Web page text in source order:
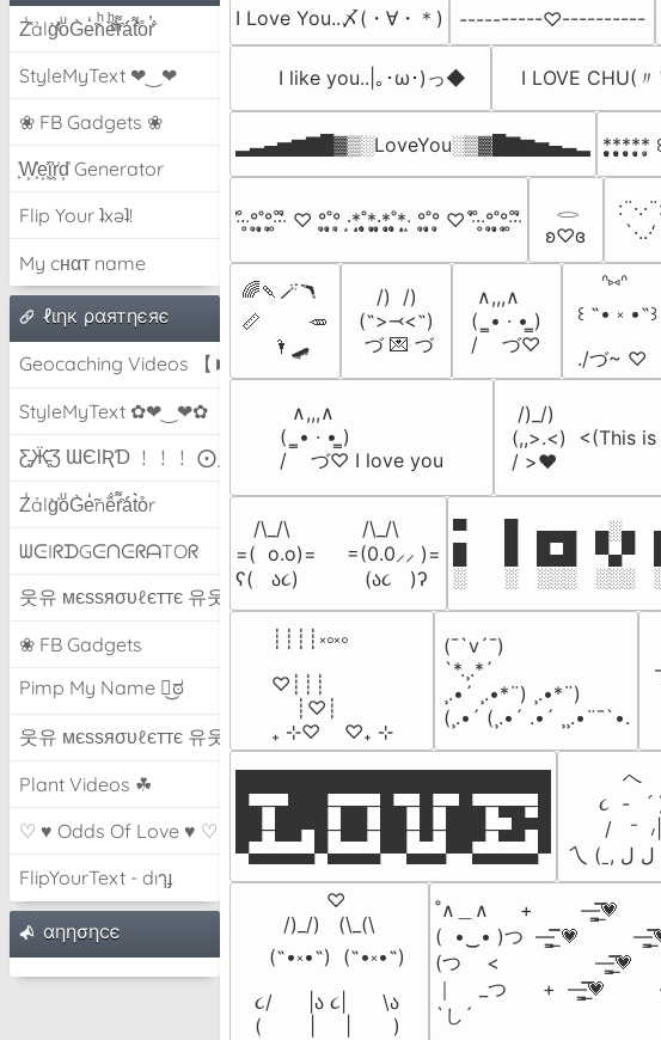
Z̾̽ảlg̀͐ͭ̽oͧG̀e̒̃nͪȅͪͫ̏̐r͌̑á͑t͌̑͛o̊r̓̐
StyleMyText ❤‿❤
❀ FB Gadgets ❀
͕͗W͕͕͗͗e͕͕͗͗i͕͕͗͗r͕͗d͕͗ Generator
Flip Your ʇxəʇ!
My cнαт name
ℓιηк ραятηєяє
Geocaching Videos 【►】
StyleMyText ✿❤‿❤✿
Ƹ̵̡Ӝ̵̨̄Ʒ ƜЄƖƦƊ ﹗﹗﹗ ⨀_⨀
Z̾ảlg̀͐oͧG̀e̒̃nȅ̐r͌̑á͑t͛o̊r
ᗯᕮIᖇᗪGᕮᑎᕮᖇᗩTOᖇ
웃유 мєѕѕяσυℓєттє 유웃
❀ FB Gadgets
Pimp My Name ಠ͜ಠ
웃유 мєѕѕяσυℓєттє 유웃
Plant Videos ☘
♡ ♥ Odds Of Love ♥ ♡
FlipYourText - dıๅɟ
αηησηcє
I Love You..〆(・∀・＊) ----------♡----------
    I like you..|｡･ω･)っ◆
I LOVE CHU(
▂▃▄▅▆▇█▓▒░LoveYou░▒▓█▇▆▅▄▃▂ *̥̻̥̻̥͙*̻̥̻̥͙*̥̻̥͙*̻̥͙*̥͙
‧̍̊·̊‧̥°̩̥˚̩̩̥͙°̩̥‧̥·̊‧̍̊ ♡ °̩̥˚̩̩̥͙°̩̥ ·͙*̩̩͙˚̩̥̩̥*̩̩̥͙·̩̩̥͙*̩̩̥͙˚̩̥̩̥*̩̩͙‧͙ °̩̥˚̩̩̥͙°̩̥ ♡ ‧̍̊·̊‧̥°̩̥˚̩̩̥͙°̩̥‧̥·̊‧̍̊
  𓂋
ʚ♡ɞ
:¨·.·¨:
`·..·‘
🌈🍡🪄🪃
📏        🥕
     🌂🛹
   /)  /)
(˵>⤙<˵)
づ 💌 づ
∧,,,∧
(  ̳• · • ̳)
/    づ♡
    ᐢ⑅ᐢ
꒰ ˶• ༝ •˶꒱
./づ~ ♡
  ∧,,,∧
(  ̳• · • ̳)
/    づ♡ I love you
/)_/)
(,,>.<)  <(This
/ >❤️
   /\_/\            /\_/\
=(  o.o)=     =(0.0⸝⸝ )=
ʕ(   ა૮)           (ა૮   )ʔ
▀  █ ▄▄▄ ▄░▄
█  █ █▄█ ▀▄▀
░  ░ ░░░ ░░░
┊┊┊┊༝༚༝༚
♡┊┊┊
    ┊♡┊
₊ ⊹♡︎    ♡₊ ⊹
(¯`v´¯)
`*.¸.*´
¸.•´ ¸.•*¨) ¸.•*¨)
(¸.•´ (¸.•´ .•´ ¸¸.•¨¯`•.
█▄─▄███─▄▄─█▄─█─▄█▄─▄▄─█
██─██▀█─██─██─█─███─▄█▀█
▀▄▄▄▄▄▀▄▄▄▄▀▀▄▄▄▀▀▄▄▄▄▄▀
へ
૮  -
/   ⁻
⠀⠀⠀⠀⠀♡
⠀⠀/)_/)   (\_(\
⠀(˶•༝•˶)  (˶•༝•˶)
૮/      |ა ૮|      \ა
(        |     |       )
˚∧＿∧  　+        —̳͟͞͞💗
(  •‿• )つ  —̳͟͞͞ 💗
(つ　 <                —̳͟͞͞💗
｜　 _つ      +  —̳͟͞͞💗
`し´